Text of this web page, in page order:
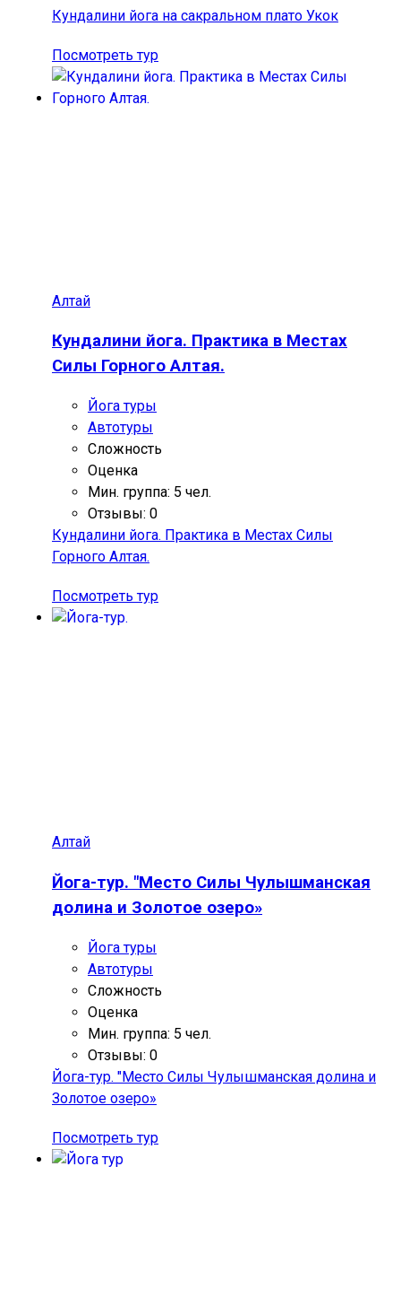
Кундалини йога на сакральном плато Укок
Посмотреть тур
Алтай
Кундалини йога. Практика в Местах
Силы Горного Алтая.
Йога туры
Автотуры
Сложность
Оценка
Мин. группа: 5 чел.
Отзывы: 0
Кундалини йога. Практика в Местах Силы
Горного Алтая.
Посмотреть тур
Алтай
Йога-тур. "Место Силы Чулышманская
долина и Золотое озеро»
Йога туры
Автотуры
Сложность
Оценка
Мин. группа: 5 чел.
Отзывы: 0
Йога-тур. "Место Силы Чулышманская долина и
Золотое озеро»
Посмотреть тур